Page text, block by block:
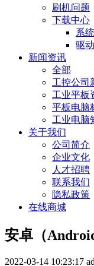
刷机问题
下载中心
系
驱
新闻资讯
全部
工控公司
工业平板
平板电脑
工业电脑
关于我们
公司简介
企业文化
人才招聘
联系我们
隐私政策
在线商城
安卓（
2022-03-14 10:23:17